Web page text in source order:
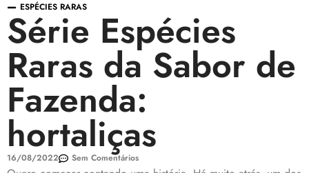
ESPÉCIES RARAS
Série Espécies
Raras da Sabor de
Fazenda:
hortaliças
16/08/2022 Sem Comentários